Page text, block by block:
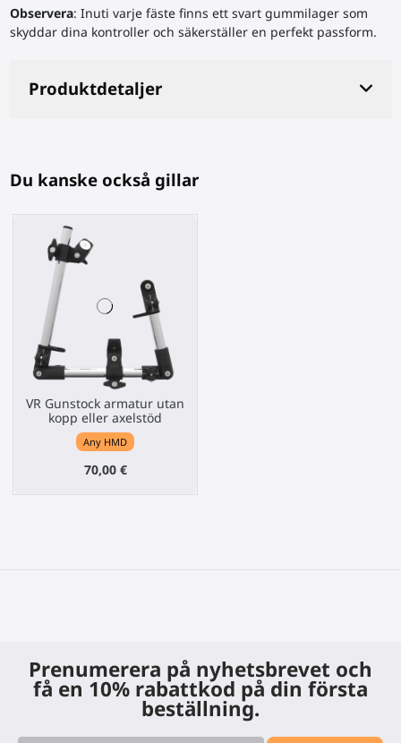
Observera: Inuti varje fäste finns ett svart gummilager som
skyddar dina kontroller och säkerställer en perfekt passform.
Produktdetaljer
Du kanske också gillar
VR Gunstock armatur utan
kopp eller axelstöd
Any HMD
70,00 €
Prenumerera på nyhetsbrevet och
få en 10% rabattkod på din första
beställning.